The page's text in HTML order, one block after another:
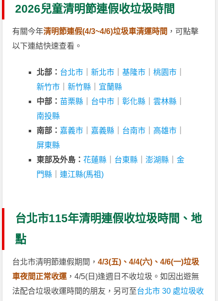
2026兒童清明節連假收垃圾時間
有關今年清明節連假(4/3~4/6)垃圾車清運時間 ，可點擊
以下連結快速查看。
北部： 台北市 ｜新北市 ｜基隆市 ｜桃園市
新竹市 ｜新竹縣
宜蘭縣
中部： 苗栗縣 台中市 ｜彰化縣 ｜雲林縣
南投縣
南部： 嘉義市 嘉義縣 台南市 高雄市
屏東縣
東部及外島：花蓮縣 台東縣 ｜澎湖縣 ｜金
門縣 ｜連江縣(馬祖)
台北市115年清明連假收垃圾時間、地
點
台北市清明節連假期間，4/3(五)、4/4(六)、4/6(一)垃圾
車夜間正常收運 ，4/5(日)逢週日不收垃圾。如因出遊無
法配合垃圾收運時間的朋友，另可至台北市 30 處垃圾收